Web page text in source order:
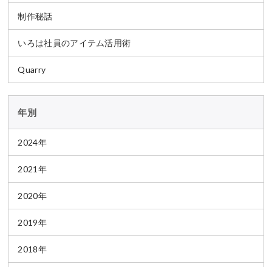
制作秘話
いろは社員のアイテム活用術
Quarry
年別
2024年
2021年
2020年
2019年
2018年